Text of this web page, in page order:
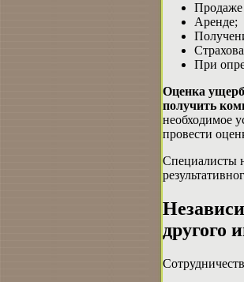
Продаже
Аренде;
При
Оценка
получить
необходимое
провести
Специалисты
другого